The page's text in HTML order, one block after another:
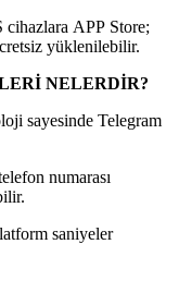
cihazlara APP Store;
yüklenilebilir.
NELERDİR?
sayesinde Telegram
numarası
saniyeler